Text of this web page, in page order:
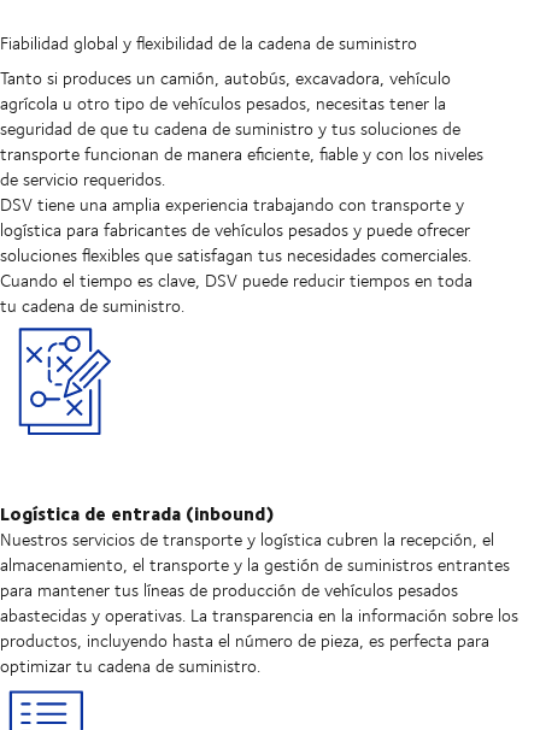
Fiabilidad global y flexibilidad de la cadena de suministro
Tanto si produces un camión, autobús, excavadora, vehículo
agrícola u otro tipo de vehículos pesados, necesitas tener la
seguridad de que tu cadena de suministro y tus soluciones de
transporte funcionan de manera eficiente, fiable y con los niveles
de servicio requeridos.
DSV tiene una amplia experiencia trabajando con transporte y
logística para fabricantes de vehículos pesados y puede ofrecer
soluciones flexibles que satisfagan tus necesidades comerciales.
Cuando el tiempo es clave, DSV puede reducir tiempos en toda
tu cadena de suministro.
Logística de entrada (inbound)
Nuestros servicios de transporte y logística cubren la recepción, el
almacenamiento, el transporte y la gestión de suministros entrantes
para mantener tus líneas de producción de vehículos pesados
abastecidas y operativas. La transparencia en la información sobre los
productos, incluyendo hasta el número de pieza, es perfecta para
optimizar tu cadena de suministro.